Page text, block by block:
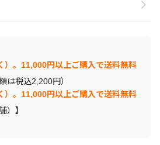
）。11,000円以上ご購入で送料無料
は税込2,200円）
）。11,000円以上ご購入で送料無料
）】